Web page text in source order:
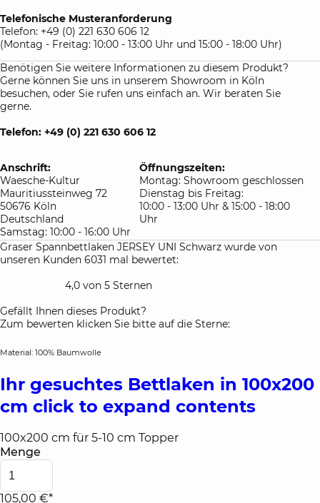
Telefonische Musteranforderung
Telefon: +49 (0) 221 630 606 12
(Montag - Freitag: 10:00 - 13:00 Uhr und 15:00 - 18:00 Uhr)
Benötigen Sie weitere Informationen zu diesem Produkt?
Gerne können Sie uns in unserem Showroom in Köln
besuchen, oder Sie rufen uns einfach an. Wir beraten Sie
gerne.
Telefon: +49 (0) 221 630 606 12
Anschrift:
Waesche-Kultur
Mauritiussteinweg 72
50676 Köln
Deutschland
Öffnungszeiten:
Montag: Showroom geschlossen
Dienstag bis Freitag:
10:00 - 13:00 Uhr & 15:00 - 18:00
Uhr
Samstag: 10:00 - 16:00 Uhr
Graser Spannbettlaken JERSEY UNI Schwarz wurde von
unseren Kunden 6031 mal bewertet:
4,0 von 5 Sternen
Gefällt Ihnen dieses Produkt?
Zum bewerten klicken Sie bitte auf die Sterne:
Material: 100% Baumwolle
Ihr gesuchtes Bettlaken in 100x200
cm click to expand contents
100x200 cm für 5-10 cm Topper
Menge
105,00 €*